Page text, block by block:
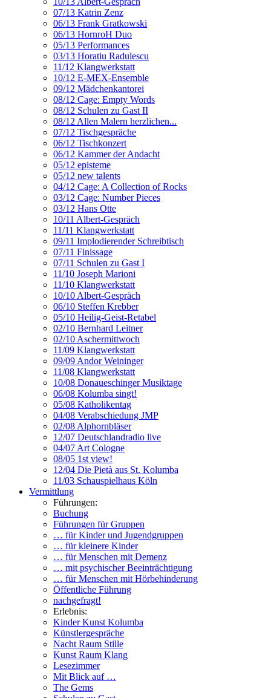
07/13 Katrin Zenz
06/13 Frank Gratkowski
06/13 HornroH Duo
05/13 Performances
03/13 Horatiu Radulescu
11/12 Klangwerkstatt
10/12 E-MEX-Ensemble
09/12 Mädchenkantorei
08/12 Cage: Empty Words
08/12 Schulen zu Gast II
08/12 Allen Malern herzlichen...
07/12 Tischgespräche
06/12 Tischkonzert
06/12 Kammer der Andacht
05/12 episteme
05/12 new talents
04/12 Cage: A Collection of Rocks
03/12 Cage: Number Pieces
03/12 Hans Otte
10/11 Albert-Gespräch
11/11 Klangwerkstatt
09/11 Implodierender Schreibtisch
07/11 Finissage
07/11 Schulen zu Gast I
11/10 Joseph Marioni
11/10 Klangwerkstatt
10/10 Albert-Gespräch
06/10 Steffen Krebber
05/10 Heilig-Geist-Retabel
02/10 Bernhard Leitner
02/10 Aschermittwoch
11/09 Klangwerkstatt
09/09 Andor Weininger
11/08 Klangwerkstatt
10/08 Donaueschinger Musiktage
06/08 Kolumba singt!
05/08 Katholikentag
04/08 Verabschiedung JMP
02/08 Alphornbläser
12/07 Deutschlandradio live
04/07 Art Cologne
08/05 1st view!
12/04 Die Pietà aus St. Kolumba
11/03 Schauspielhaus Köln
Vermittlung
Führungen:
Buchung
Führungen für Gruppen
… für Kinder und Jugendgruppen
… für kleinere Kinder
… für Menschen mit Demenz
… mit psychischer Beeinträchtigung
… für Menschen mit Hörbehinderung
Öffentliche Führung
nachgefragt!
Erlebnis:
Kinder Kunst Kolumba
Künstlergespräche
Nacht Raum Stille
Kunst Raum Klang
Lesezimmer
Mit Blick auf …
The Gems